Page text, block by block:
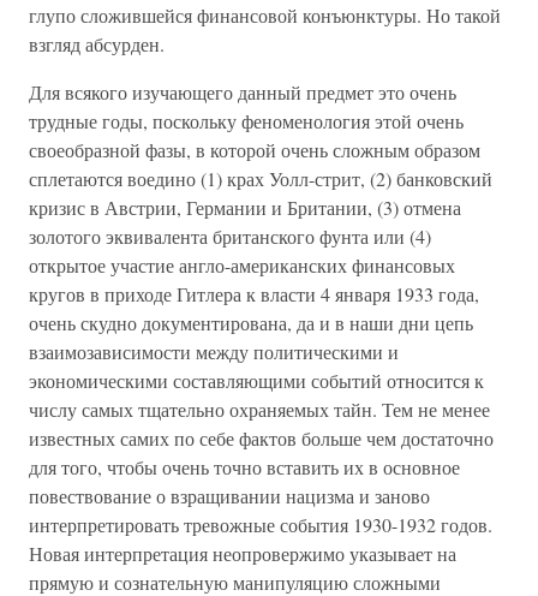
глупо сложившейся финансовой конъюнктуры. Но такой
взгляд абсурден.
Для всякого изучающего данный предмет это очень
трудные годы, поскольку феноменология этой очень
своеобразной фазы, в которой очень сложным образом
сплетаются воедино (1) крах Уолл-стрит, (2) банковский
кризис в Австрии, Германии и Британии, (3) отмена
золотого эквивалента британского фунта или (4)
открытое участие англо-американских финансовых
кругов в приходе Гитлера к власти 4 января 1933 года,
очень скудно документирована, да и в наши дни цепь
взаимозависимости между политическими и
экономическими составляющими событий относится к
числу самых тщательно охраняемых тайн. Тем не менее
известных самих по себе фактов больше чем достаточно
для того, чтобы очень точно вставить их в основное
повествование о взращивании нацизма и заново
интерпретировать тревожные события 1930-1932 годов.
Новая интерпретация неопровержимо указывает на
прямую и сознательную манипуляцию сложными